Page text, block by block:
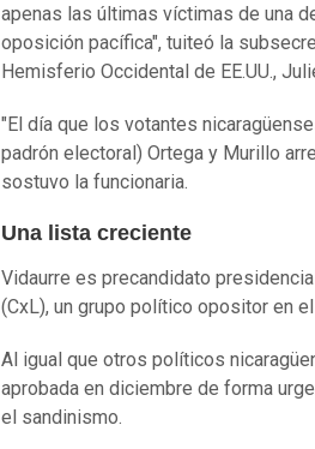
apenas las últimas víctimas de una
oposición pacífica", tuiteó la
Hemisferio Occidental de EE.UU.,
"El día que los votantes
padrón electoral) Ortega y Murillo
sostuvo la funcionaria.
Una lista creciente
Vidaurre es precandidato
(CxL), un grupo político opositor en
Al igual que otros políticos
aprobada en diciembre de forma
el sandinismo.